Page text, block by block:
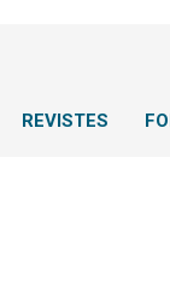
REVISTES